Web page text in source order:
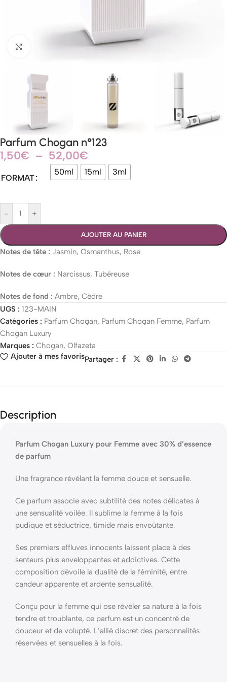
Parfum Chogan n°123
1,50€ – 52,00€
FORMAT
50ml 15ml 3ml
- +
AJOUTER AU PANIER
Notes de tête : Jasmin, Osmanthus, Rose
Notes de cœur : Narcissus, Tubéreuse
Notes de fond : Ambre, Cèdre
UGS : 123-MAIN
Catégories : Parfum Chogan, Parfum Chogan Femme, Parfum
Chogan Luxury
Marques : Chogan, Olfazeta
Ajouter à mes favorisPartager :
Description
Parfum Chogan Luxury pour Femme avec 30% d’essence
de parfum
Une fragrance révélant la femme douce et sensuelle.
Ce parfum associe avec subtilité des notes délicates à
une sensualité voilée. Il sublime la femme à la fois
pudique et séductrice, timide mais envoûtante.
Ses premiers effluves innocents laissent place à des
senteurs plus enveloppantes et addictives. Cette
composition dévoile la dualité de la féminité, entre
candeur apparente et ardente sensualité.
Conçu pour la femme qui ose révéler sa nature à la fois
tendre et troublante, ce parfum est un concentré de
douceur et de volupté. L’allié discret des personnalités
réservées et sensuelles à la fois.